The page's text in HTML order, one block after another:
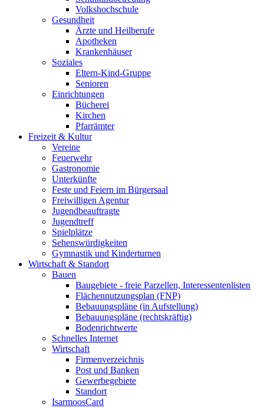
Volkshochschule
Gesundheit
Ärzte und Heilberufe
Apotheken
Krankenhäuser
Soziales
Eltern-Kind-Gruppe
Senioren
Einrichtungen
Bücherei
Kirchen
Pfarrämter
Freizeit & Kultur
Vereine
Feuerwehr
Gastronomie
Unterkünfte
Feste und Feiern im Bürgersaal
Freiwilligen Agentur
Jugendbeauftragte
Jugendtreff
Spielplätze
Sehenswürdigkeiten
Gymnastik und Kinderturnen
Wirtschaft & Standort
Bauen
Baugebiete - freie Parzellen, Interessentenlisten
Flächennutzungsplan (FNP)
Bebauungspläne (in Aufstellung)
Bebauungspläne (rechtskräftig)
Bodenrichtwerte
Schnelles Internet
Wirtschaft
Firmenverzeichnis
Post und Banken
Gewerbegebiete
Standort
IsarmoosCard